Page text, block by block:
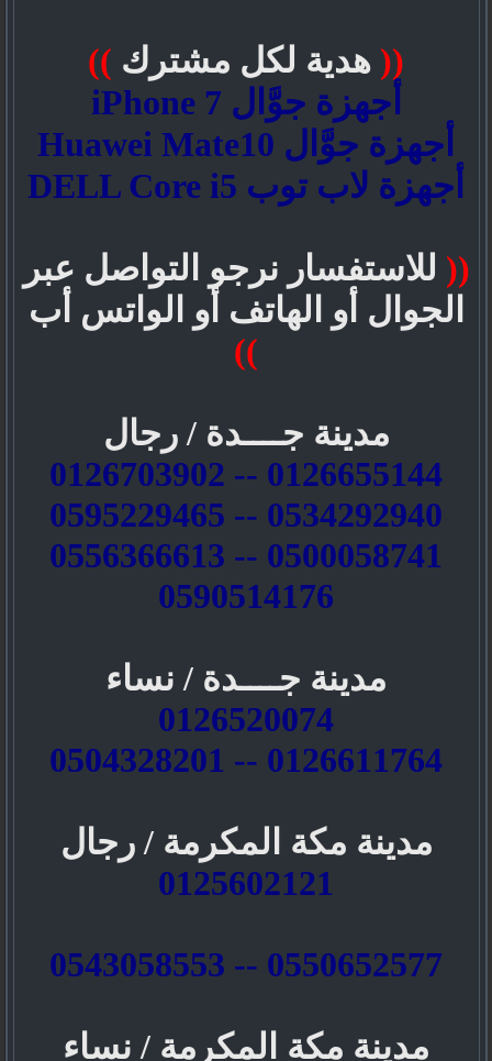
(( هدية لكل مشترك ))
أجهزة جوَّال iPhone 7
أجهزة جوَّال Huawei Mate10
أجهزة لاب توب DELL Core i5
(( للاستفسار نرجو التواصل عبر
الجوال أو الهاتف أو الواتس أب
))
مدينة جــــدة / رجال
0126655144 -- 0126703902
0534292940 -- 0595229465
0500058741 -- 0556366613
0590514176
مدينة جــــدة / نساء
0126520074
0126611764 -- 0504328201
مدينة مكة المكرمة / رجال
0125602121
0550652577 -- 0543058553
مدينة مكة المكرمة / نساء